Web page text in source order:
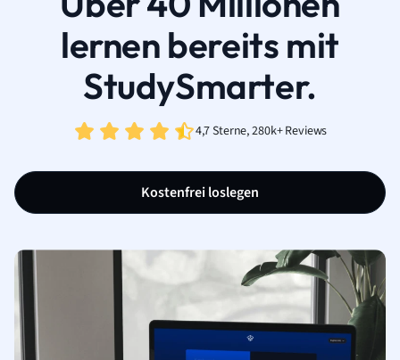
lernen bereits mit
StudySmarter.
4,7 Sterne, 280k+ Reviews
Kostenfrei loslegen